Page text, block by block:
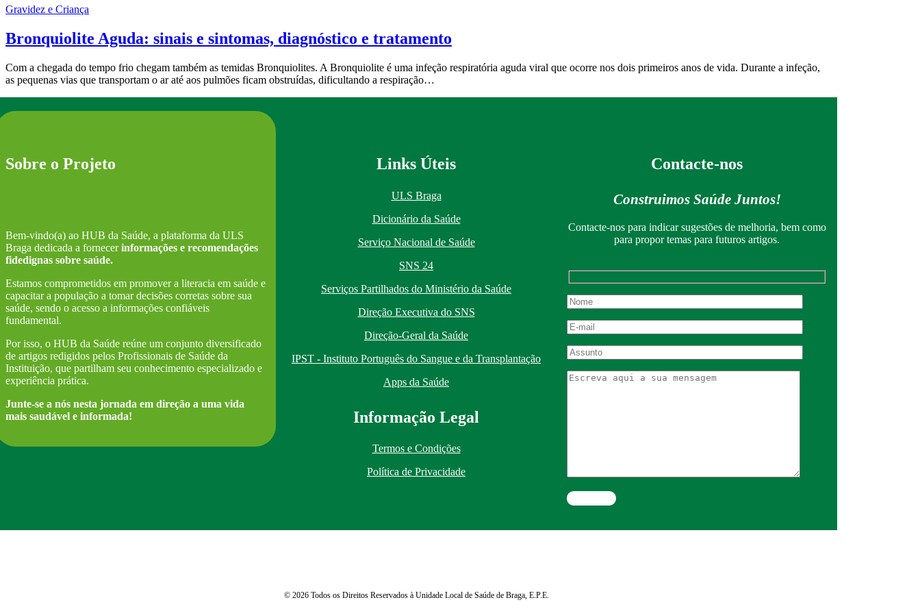
Gravidez e Criança
Bronquiolite Aguda: sinais e sintomas, diagnóstico e tratamento
Com a chegada do tempo frio chegam também as temidas Bronquiolites. A Bronquiolite é uma infeção respiratória aguda viral que ocorre nos dois primeiros anos de vida. Durante a infeção,
as pequenas vias que transportam o ar até aos pulmões ficam obstruídas, dificultando a respiração…
Sobre o Projeto
Bem-vindo(a) ao HUB da Saúde, a plataforma da ULS
Braga dedicada a fornecerinformações e recomendações
fidedignas sobre saúde.
Estamos comprometidos em promover a literacia em saúde e
capacitar a população a tomar decisões corretas sobre sua
saúde, sendo o acesso a informações confiáveis
fundamental.
Por isso, o HUB da Saúde reúne um conjunto diversificado
de artigos redigidos pelos Profissionais de Saúde da
Instituição, que partilham seu conhecimento especializado e
experiência prática.
Junte-se a nós nesta jornada em direção a uma vida
mais saudável e informada!
Links Úteis
ULS Braga
Dicionário da Saúde
Serviço Nacional de Saúde
SNS 24
Serviços Partilhados do Ministério da Saúde
Direção Executiva do SNS
Direção-Geral da Saúde
IPST - Instituto Português do Sangue e da Transplantação
Apps da Saúde
Informação Legal
Termos e Condições
Política de Privacidade
Contacte-nos
Construimos Saúde Juntos!
Contacte-nos para indicar sugestões de melhoria, bem como
para propor temas para futuros artigos.
© 2026 Todos os Direitos Reservados à Unidade Local de Saúde de Braga, E.P.E.